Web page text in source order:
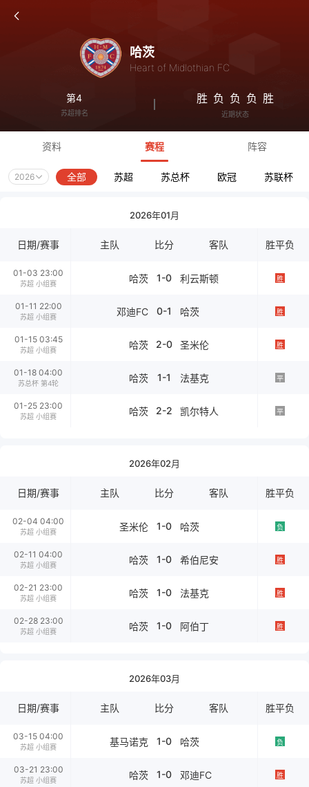
哈茨
Heart of Midlothian FC
第4
苏超排名
胜 负 负 负 胜
近期状态
资料 赛程 阵容
2026 全部 苏超 苏总杯 欧冠 苏联杯
2026年01月
日期/赛事 主队 比分 客队 胜平负
01-03 23:00
苏超 小组赛 哈茨 1-0 利云斯顿 胜
01-11 22:00
苏超 小组赛 邓迪FC 0-1 哈茨 胜
01-15 03:45
苏超 小组赛 哈茨 2-0 圣米伦 胜
01-18 04:00
苏总杯 第4轮 哈茨 1-1 法基克 平
01-25 23:00
苏超 小组赛 哈茨 2-2 凯尔特人 平
2026年02月
日期/赛事 主队 比分 客队 胜平负
02-04 04:00
苏超 小组赛 圣米伦 1-0 哈茨 负
02-11 04:00
苏超 小组赛 哈茨 1-0 希伯尼安 胜
02-21 23:00
苏超 小组赛 哈茨 1-0 法基克 胜
02-28 23:00
苏超 小组赛 哈茨 1-0 阿伯丁 胜
2026年03月
日期/赛事 主队 比分 客队 胜平负
03-15 04:00
苏超 小组赛 基马诺克 1-0 哈茨 负
03-21 23:00
苏超 小组赛 哈茨 1-0 邓迪FC 胜